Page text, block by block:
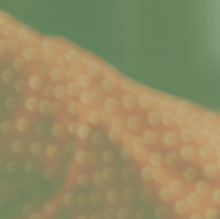
Logistiek
Productie